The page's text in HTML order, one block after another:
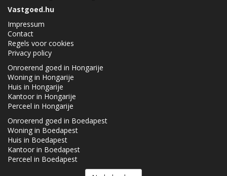
Vastgoed.hu
Impressum
Contact
Regels voor cookies
Privacy policy
Onroerend goed in Hongarije
Woning in Hongarije
Huis in Hongarije
Kantoor in Hongarije
Perceel in Hongarije
Onroerend goed in Boedapest
Woning in Boedapest
Huis in Boedapest
Kantoor in Boedapest
Perceel in Boedapest